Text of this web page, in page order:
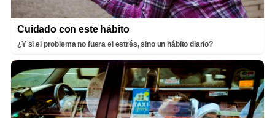
Cuidado con este hábito
¿Y si el problema no fuera el estrés, sino un hábito diario?